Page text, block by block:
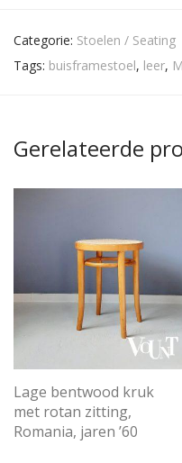
Categorie: Stoelen / Seating
Tags: buisframestoel, leer,
Gerelateerde
Lage bentwood kruk
met rotan zitting,
Romania, jaren ’60